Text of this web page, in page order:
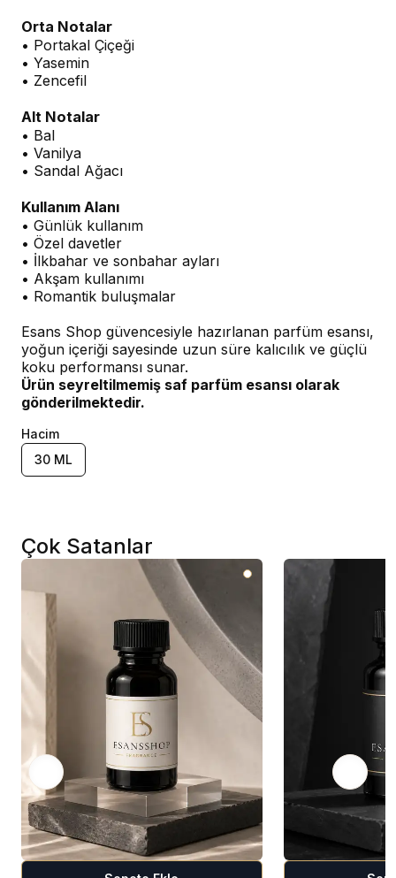
Orta Notalar
• Portakal Çiçeği
• Yasemin
• Zencefil
Alt Notalar
• Bal
• Vanilya
• Sandal Ağacı
Kullanım Alanı
• Günlük kullanım
• Özel davetler
• İlkbahar ve sonbahar ayları
• Akşam kullanımı
• Romantik buluşmalar
Esans Shop güvencesiyle hazırlanan parfüm esansı,
yoğun içeriği sayesinde uzun süre kalıcılık ve güçlü
koku performansı sunar.
Ürün seyreltilmemiş saf parfüm esansı olarak
gönderilmektedir.
Hacim
30 ML
Çok Satanlar